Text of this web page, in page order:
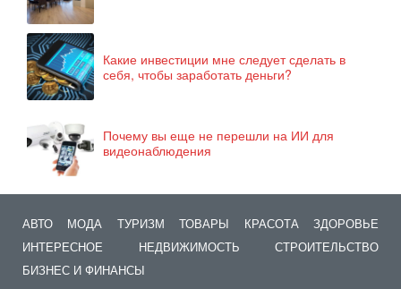
Какие инвестиции мне следует сделать в
себя, чтобы заработать деньги?
Почему вы еще не перешли на ИИ для
видеонаблюдения
АВТО МОДА ТУРИЗМ ТОВАРЫ КРАСОТА
ЗДОРОВЬЕ
ИНТЕРЕСНОЕ
НЕДВИЖИМОСТЬ
СТРОИТЕЛЬСТВО
БИЗНЕС И ФИНАНСЫ